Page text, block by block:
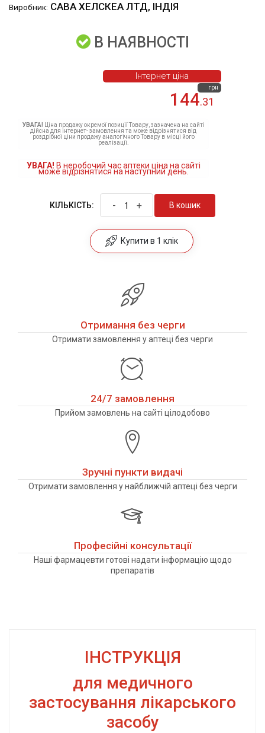
Виробник: САВА ХЕЛСКЕА ЛТД, ІНДІЯ
В НАЯВНОСТІ
144.31
грн
Інтернет ціна
УВАГА! Ціна продажу окремої позиції Товару, зазначена на сайті
дійсна для інтернет- замовлення та може відрізнятися від
роздрібної ціни продажу аналогічного Товару в місці його
реалізації.
УВАГА! В неробочий час аптеки ціна на сайті
може відрізнятися на наступний день.
КІЛЬКІСТЬ: - + В кошик
Купити в 1 клік
Отримання без черги
Отримати замовлення у аптеці без черги
24/7 замовлення
Прийом замовлень на сайті цілодобово
Зручні пункти видачі
Отримати замовлення у найближчій аптеці без черги
Професійні консультації
Наші фармацевти готові надати інформацію щодо
препаратів
ІНСТРУКЦІЯ
для медичного
застосування лікарського
засобу